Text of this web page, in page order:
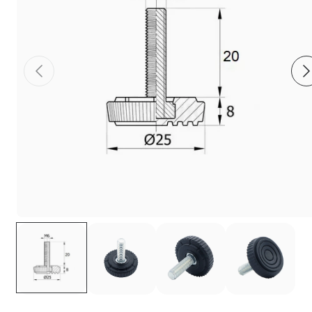
Фиксаторы - барашки
Заглушки для труб с резьбой
Пластиковые спинки и сиденья для
стульев
парт